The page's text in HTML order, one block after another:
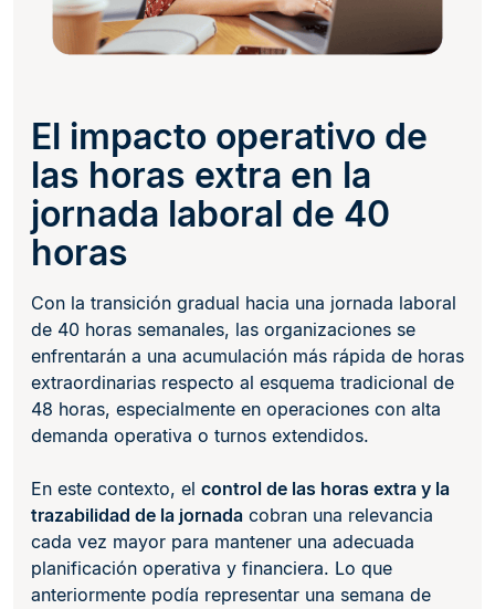
El impacto operativo de
las horas extra en la
jornada laboral de 40
horas
Con la transición gradual hacia una jornada laboral
de 40 horas semanales, las organizaciones se
enfrentarán a una acumulación más rápida de horas
extraordinarias respecto al esquema tradicional de
48 horas, especialmente en operaciones con alta
demanda operativa o turnos extendidos.
En este contexto, el control de las horas extra y la
trazabilidad de la jornada cobran una relevancia
cada vez mayor para mantener una adecuada
planificación operativa y financiera. Lo que
anteriormente podía representar una semana de